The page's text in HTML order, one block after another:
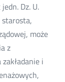
Dz. U.
starosta,
może
z
i